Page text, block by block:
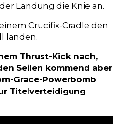
Landung die Knie an.
Crucifix-Cradle den
landen.
Thrust-Kick nach,
Seilen kommend aber
Grace-Powerbomb
Titelverteidigung